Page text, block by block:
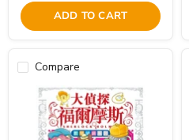
ADD TO CART
Compare